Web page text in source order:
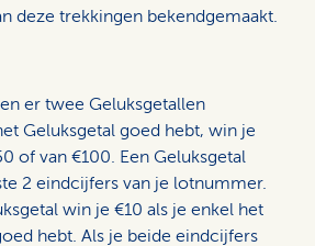
deze trekkingen bekendgemaakt.
er twee Geluksgetallen
Geluksgetal goed hebt, win je
of van €100. Een Geluksgetal
2 eindcijfers van je lotnummer.
win je €10 als je enkel het
hebt. Als je beide eindcijfers